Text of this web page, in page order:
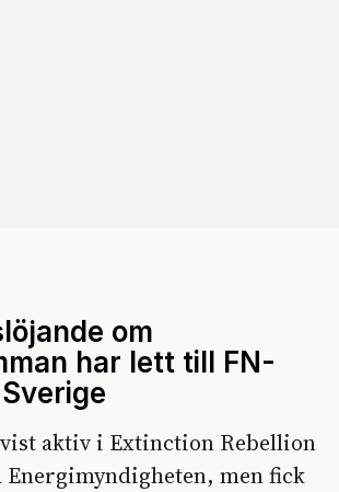
om
har lett till FN-
aktiv i Extinction Rebellion
Energimyndigheten, men fick